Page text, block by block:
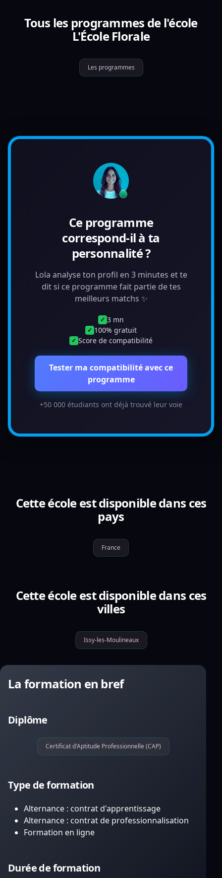
Tous les programmes de l'école
L'École Florale
Les programmes
Ce programme
correspond-il à ta
personnalité ?
Lola analyse ton profil en 3 minutes et te
dit si ce programme fait partie de tes
meilleurs matchs ✨
✓ 3 mn
✓ 100% gratuit
✓ Score de compatibilité
Tester ma compatibilité avec ce
programme
+50 000 étudiants ont déjà trouvé leur voie
Cette école est disponible dans ces
pays
France
Cette école est disponible dans ces
villes
Issy-les-Moulineaux
La formation en bref
Diplôme
Certificat d'Aptitude Professionnelle (CAP)
Type de formation
Alternance : contrat d'apprentissage
Alternance : contrat de professionnalisation
Formation en ligne
Durée de formation